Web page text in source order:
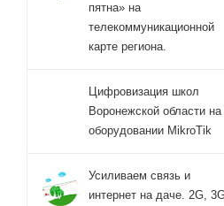
пятна» на
телекоммуникационной
карте региона.
Цифровизация школ
Воронежской области на
оборудовании MikroTik
Усиливаем связь и
интернет на даче. 2G,